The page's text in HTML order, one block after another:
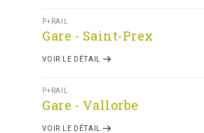
P+RAIL
Gare - Saint-Prex
VOIR LE DÉTAIL
P+RAIL
Gare - Vallorbe
VOIR LE DÉTAIL